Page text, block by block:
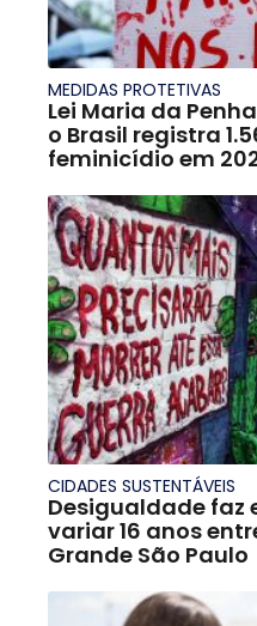
MEDIDAS PROTETIVAS
Lei Maria da
o Brasil registra
feminicídio em
CIDADES SUSTENTÁVEIS
Desigualdade faz
variar 16 anos
Grande São Paulo